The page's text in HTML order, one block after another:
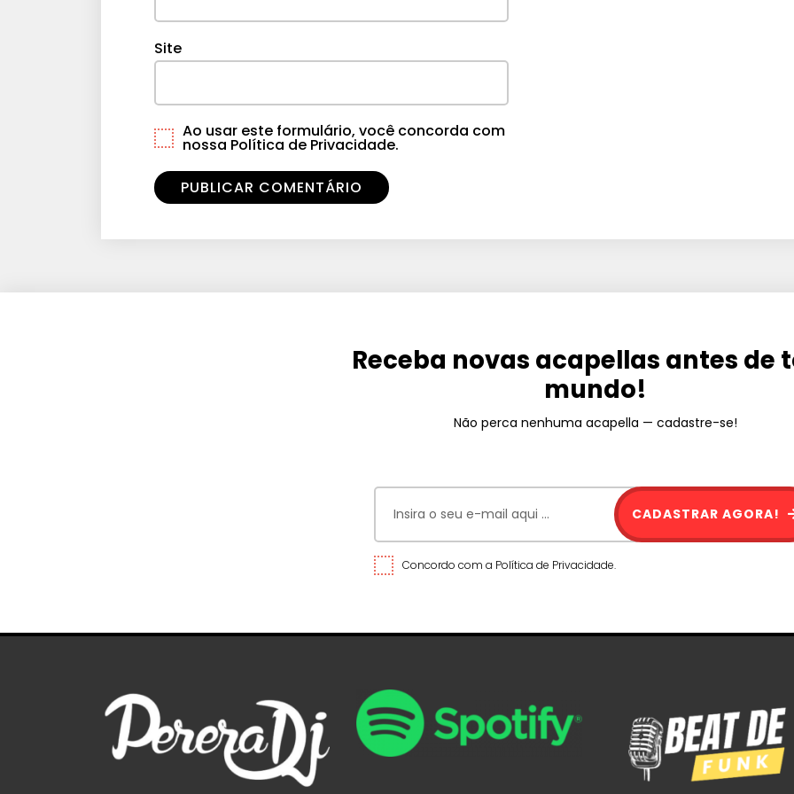
Site
Ao usar este formulário, você concorda com
nossa Política de Privacidade.
Receba novas acapellas antes de
mundo!
Não perca nenhuma acapella — cadastre-se!
Concordo com a Política de Privacidade.
CADASTRAR AGORA!